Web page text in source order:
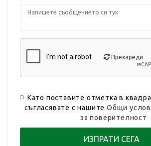
Презареди
Като поставите отметка в
съгласявате с нашитеОбщи
за поверителност